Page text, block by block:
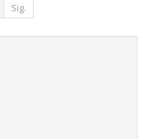
Sig.